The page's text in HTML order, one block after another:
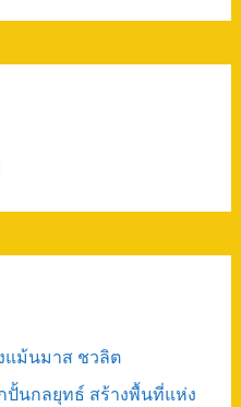
แม้นมาส ชวลิต
ปั้นกลยุทธ์ สร้างพื้นที่แห่ง